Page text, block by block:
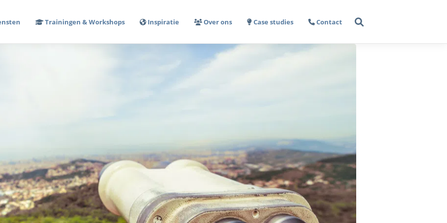
Trainingen & Workshops Inspiratie Over ons Case studies Contact